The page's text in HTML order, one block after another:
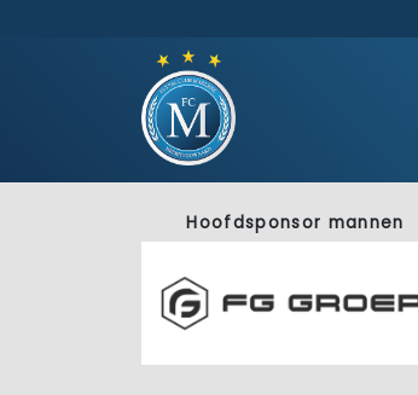
Hoofdsponsor mannen